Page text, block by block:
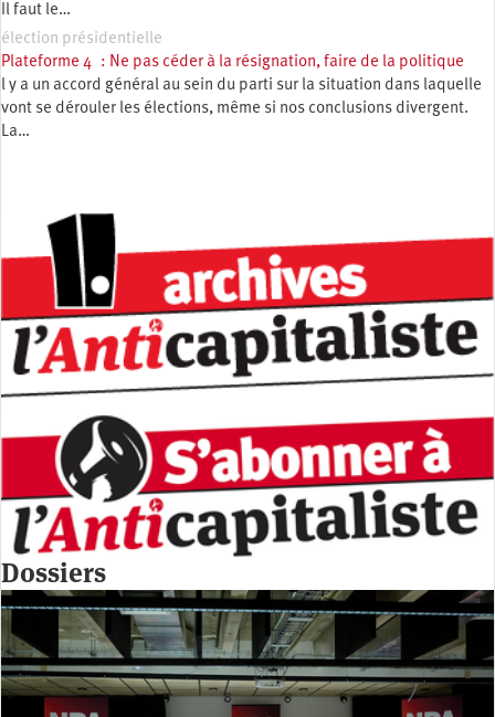
Il faut le…
élection présidentielle
Plateforme 4 : Ne pas céder à la résignation, faire de la politique
l y a un accord général au sein du parti sur la situation dans laquelle
vont se dérouler les élections, même si nos conclusions divergent.
La…
Dossiers